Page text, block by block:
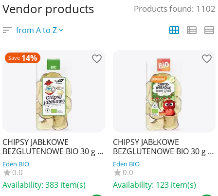
Vendor products Products found: 1102
from A to Z
Save 14%
CHIPSY JABŁKOWE
BEZGLUTENOWE BIO 30 g -
BIO PLANET
Eden BIO
0.0
Availability: 383 item(s)
CHIPSY JABŁKOWE
BEZGLUTENOWE BIO 30 g -
BIOMINKI
Eden BIO
0.0
Availability: 123 item(s)